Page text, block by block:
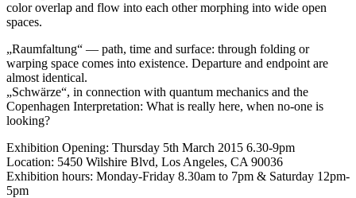
color overlap and flow into each other morphing into wide open
spaces.
„Raumfaltung“ — path, time and surface: through folding or
warping space comes into existence. Departure and endpoint are
almost identical.
„Schwärze“, in connection with quantum mechanics and the
Copenhagen Interpretation: What is really here, when no-one is
looking?
Exhibition Opening: Thursday 5th March 2015 6.30-9pm
Location: 5450 Wilshire Blvd, Los Angeles, CA 90036
Exhibition hours: Monday-Friday 8.30am to 7pm & Saturday 12pm-
5pm